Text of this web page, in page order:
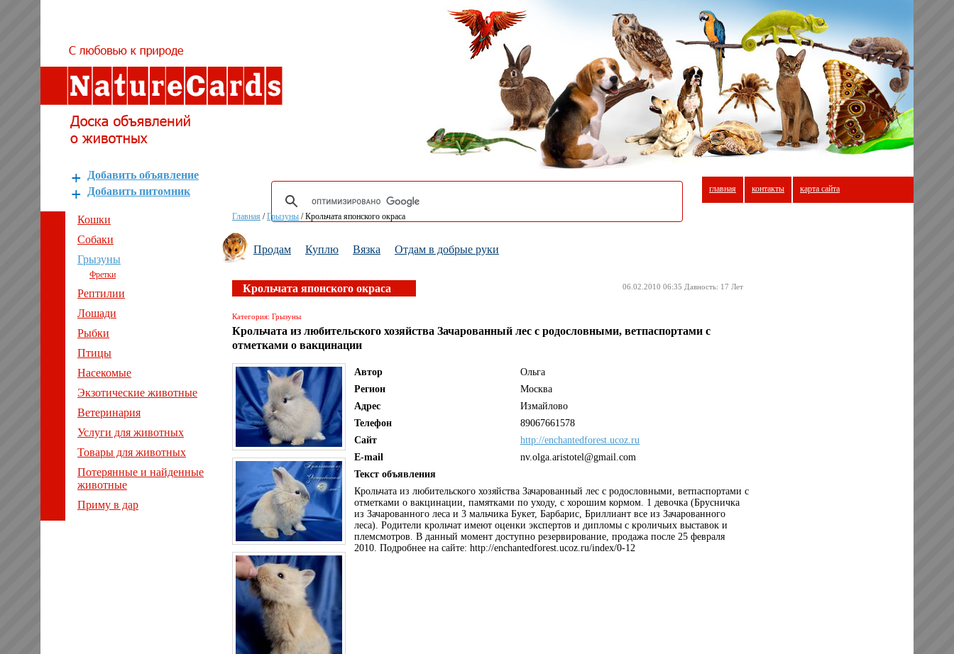
Добавить объявление
Добавить питомник
главная контакты карта сайта
Кошки
Собаки
Грызуны
Фретки
Рептилии
Лошади
Рыбки
Птицы
Насекомые
Экзотические животные
Ветеринария
Услуги для животных
Товары для животных
Потерянные и найденные
животные
Приму в дар
Главная /Грызуны /Крольчата японского окраса
Продам Куплю Вязка Отдам в добрые руки
06.02.2010 06:35 Давность: 17 Лет
Крольчата японского окраса
Категория: Грызуны
Крольчата из любительского хозяйства Зачарованный лес с родословными, ветпаспортами с
отметками о вакцинации
Автор
Ольга
Регион
Москва
Адрес
Измайлово
Телефон
89067661578
Сайт
http://enchantedforest.ucoz.ru
E-mail
nv.olga.aristotel@gmail.com
Текст объявления
Крольчата из любительского хозяйства Зачарованный лес с родословными, ветпаспортами с
отметками о вакцинации, памятками по уходу, с хорошим кормом. 1 девочка (Брусничка
из Зачарованного леса и 3 мальчика Букет, Барбарис, Бриллиант все из Зачарованного
леса). Родители крольчат имеют оценки экспертов и дипломы с кроличьих выставок и
племсмотров. В данный момент доступно резервирование, продажа после 25 февраля
2010. Подробнее на сайте: http://enchantedforest.ucoz.ru/index/0-12